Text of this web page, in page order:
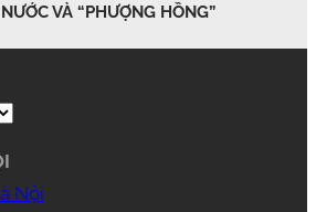
VÀ “PHƯỢNG HỒNG”
Nội